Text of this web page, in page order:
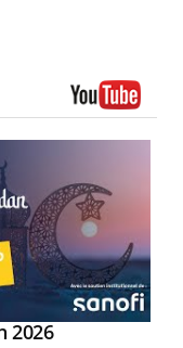
2026Youtube